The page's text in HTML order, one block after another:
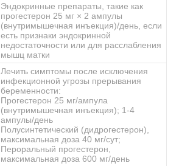
Эндокринные препараты, такие как
прогестерон 25 мг × 2 ампулы
(внутримышечная инъекция)/день, если
есть признаки эндокринной
недостаточности или для расслабления
мышц матки
Лечить симптомы после исключения
инфекционной угрозы прерывания
беременности:
Прогестерон 25 мг/ампула
(внутримышечная инъекция); 1-4
ампулы/день
Полусинтетический (дидрогестерон),
максимальная доза 40 мг/сут;
Пероральный прогестерон,
максимальная доза 600 мг/день